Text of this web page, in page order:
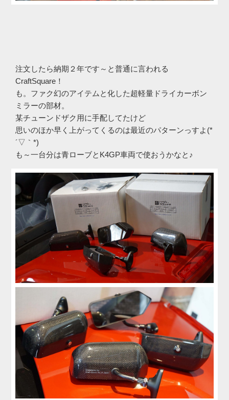
注文したら納期２年です～と普通に言われる
CraftSquare！
も。ファク幻のアイテムと化した超軽量ドライカーボン
ミラーの部材。
某チューンドザク用に手配してたけど
思いのほか早く上がってくるのは最近のパターンっすよ(*
´▽｀*)
も～一台分は青ローブとK4GP車両で使おうかなと♪